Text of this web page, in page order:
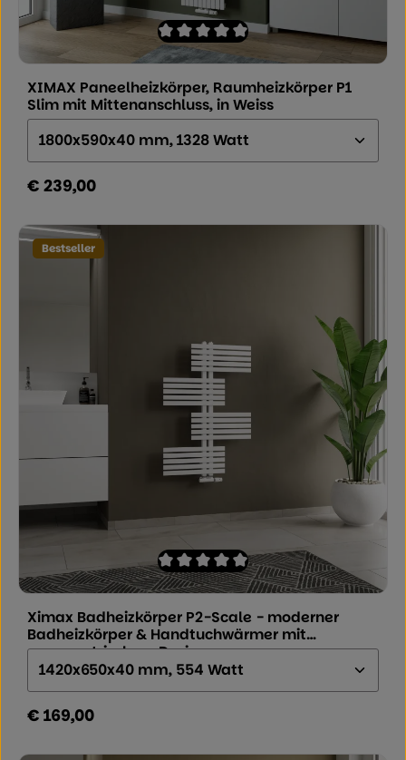
Durchschnittliche Bewertung von 0
XIMAX Paneelheizkörper, Raumheizkörper P1
Slim mit Mittenanschluss, in Weiss
Regulärer Preis:
€ 239,00
Bestseller
Durchschnittliche Bewertung von 0
Ximax Badheizkörper P2-Scale - moderner
Badheizkörper & Handtuchwärmer mit
asymmetrischem Design
Regulärer Preis:
€ 169,00